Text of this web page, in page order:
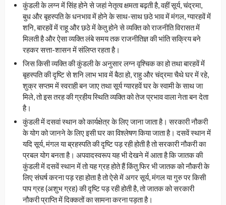
कुंडली के लग्न में सिंह होने से जहां नेतृत्व क्षमता बढ़ती है, वहीं सूर्य, चंद्रमा,
बुध और बृहस्पति के धनभाव में होने के साथ-साथ छठे भाव में मंगल, ग्यारहवें में
शनि, बारहवें में राहू और छठे में केतु होने से व्यक्ति को राजनीति विरासत में
मिलती है और ऐसा व्यक्ति लंबे समय तक राजनीतिज्ञ की भांति सक्रिय बने
रहकर सत्ता-शासन में संलिप्त रहता है।
जिस किसी व्यक्ति की कुंडली के अनुसार लग्न वृश्चिक का हो तथा बारहवें में
बृहस्पति की दृष्टि से शनि लाभ भाव में बैठा हो, राहु और चंद्रमा चैथे घर में रहे,
शुक्र सप्तम में स्वराही बन जाए तथा सूर्य ग्यारहवें घर के स्वामी के साथ जा
मिले, तो इस तरह की ग्रहीय स्थिति व्यक्ति को तेज प्रभाव वाला नेता बन देता
है।
कुंडली में दसवां स्थान को कार्यक्षेत्र के लिए जाना जाता है। सरकारी नौकरी
के योग को जानने के लिए इसी घर का विश्लेषण किया जाता है। दसवें स्थान में
यदि सूर्य, मंगल या ब्रहस्पति की दृष्टि पड़ रही होती है तो सरकारी नौकरी का
प्रबल योग बनता है। अपवादस्वरूप यह भी देखने में आता है कि जातक की
कुंडली में दसवें स्थान में तो यह ग्रह होते हैं किंतु फिर भी जातक को नौकरी के
लिए संघर्ष करना पड़ रहा होता है तो ऐसे में अगर सूर्य, मंगल या गुरु पर किसी
पाप ग्रह (अशुभ ग्रह) की दृष्टि पड़ रही होती है, तो जातक को सरकारी
नौकरी प्राप्ति में दिक्कतों का सामना करना पड़ता है।